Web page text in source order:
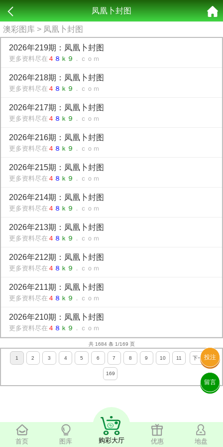
首页 图库 购彩大厅 优惠 地盘
投注
留言
凤凰卜封图
澳彩图库 > 凤凰卜封图
2026年219期：凤凰卜封图
更多资料尽在 ４ ８ ｋ９ ．ｃｏｍ
2026年218期：凤凰卜封图
更多资料尽在 ４ ８ ｋ９ ．ｃｏｍ
2026年217期：凤凰卜封图
更多资料尽在 ４ ８ ｋ９ ．ｃｏｍ
2026年216期：凤凰卜封图
更多资料尽在 ４ ８ ｋ９ ．ｃｏｍ
2026年215期：凤凰卜封图
更多资料尽在 ４ ８ ｋ９ ．ｃｏｍ
2026年214期：凤凰卜封图
更多资料尽在 ４ ８ ｋ９ ．ｃｏｍ
2026年213期：凤凰卜封图
更多资料尽在 ４ ８ ｋ９ ．ｃｏｍ
2026年212期：凤凰卜封图
更多资料尽在 ４ ８ ｋ９ ．ｃｏｍ
2026年211期：凤凰卜封图
更多资料尽在 ４ ８ ｋ９ ．ｃｏｍ
2026年210期：凤凰卜封图
更多资料尽在 ４ ８ ｋ９ ．ｃｏｍ
共 1684 条 1/169 页
1 2 3 4 5 6 7 8 9 10 11 下一页
169